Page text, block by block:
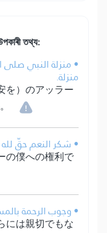
তথ্য:
• منزلة النبي صلى
منزلة.
を）のアッラー
• شكر النعم حقّ
の僕への権利で
• وجوب الرحمة
には親切でもな